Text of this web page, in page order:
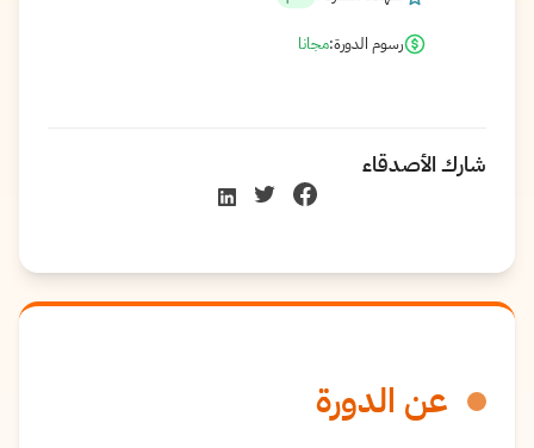
عن الدورة
رسوم الدورة:مجانا
شارك الأصدقاء